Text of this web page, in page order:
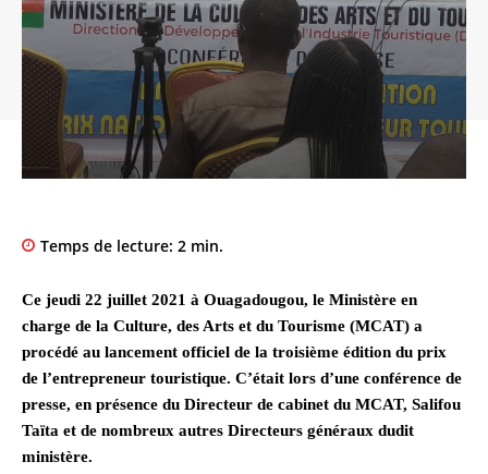
Temps de lecture: 2 min.
Ce jeudi 22 juillet 2021 à Ouagadougou, le Ministère en
charge de la Culture, des Arts et du Tourisme (MCAT) a
procédé au lancement officiel de la troisième édition du prix
de l’entrepreneur touristique. C’était lors d’une conférence de
presse, en présence du Directeur de cabinet du MCAT, Salifou
Taïta et de nombreux autres Directeurs généraux dudit
ministère.